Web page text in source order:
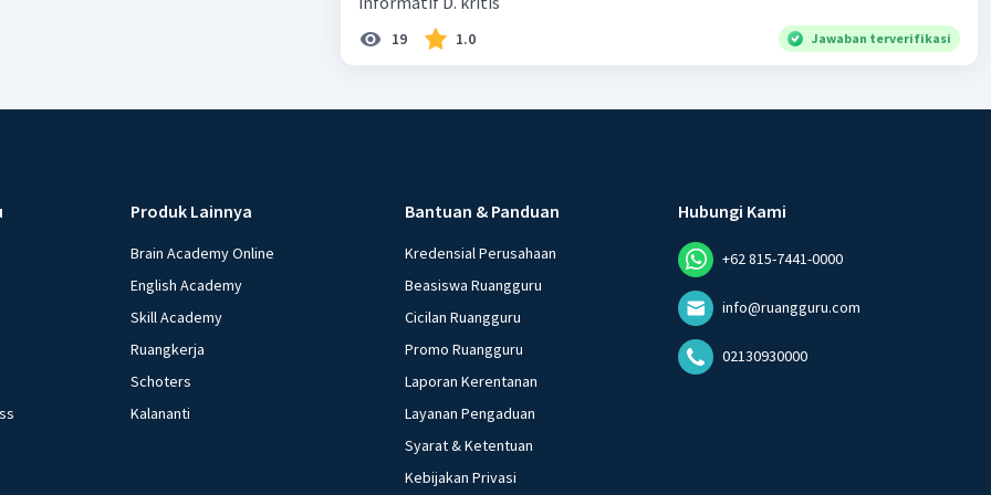
19 1.0 Jawaban terverifikasi
Produk Lainnya
Brain Academy Online
English Academy
Skill Academy
Ruangkerja
Schoters
Kalananti
Bantuan & Panduan
Kredensial Perusahaan
Beasiswa Ruangguru
Cicilan Ruangguru
Promo Ruangguru
Laporan Kerentanan
Layanan Pengaduan
Syarat & Ketentuan
Kebijakan Privasi
Hubungi Kami
+62 815-7441-0000
info@ruangguru.com
02130930000